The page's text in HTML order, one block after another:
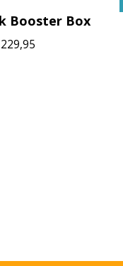
Booster Box
229,95